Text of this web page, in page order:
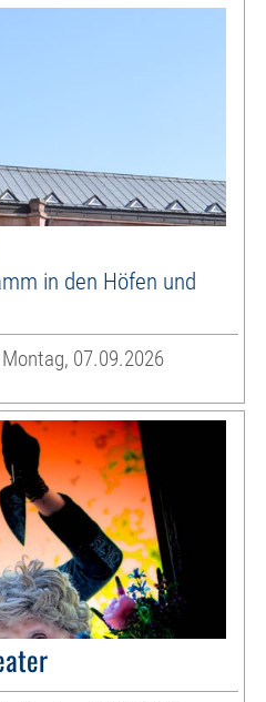
in den Höfen und
07.09.2026